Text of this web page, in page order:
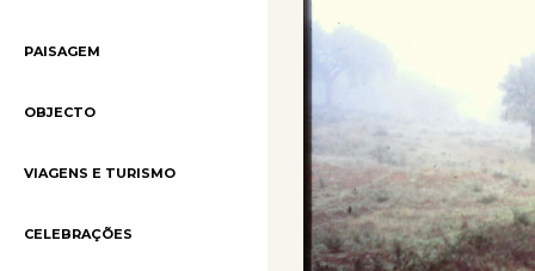
PAISAGEM
OBJECTO
VIAGENS E TURISMO
CELEBRAÇÕES